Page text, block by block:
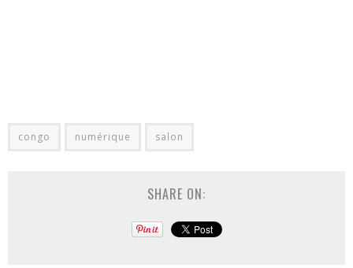
congo numérique salon
SHARE ON: